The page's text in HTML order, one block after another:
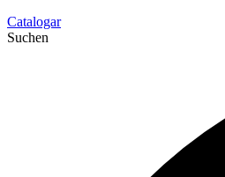
Catalogar
Suchen